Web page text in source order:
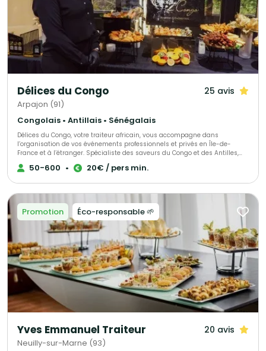
Délices du Congo 25 avis
Arpajon (91)
Congolais • Antillais • Sénégalais
Délices du Congo, votre traiteur africain, vous accompagne dans
l’organisation de vos événements professionnels et privés en Île-de-
France et à l’étranger. Spécialiste des saveurs du Congo et des Antilles,
nous mettons également à l’honneur les délices culinaires de toute
l’Afrique. Notre objectif : faire de votre projet une réussite totale, en vous
amateurs comme aux experts. - Des services sur mesure dédiés aux
entreprises. Faites appel à Délices du Congo pour un voyage gustatif
inoubliable aux saveurs africaines.
50-600 • 20€ / pers min.
Promotion Éco-responsable 🌱
Yves Emmanuel Traiteur 20 avis
Neuilly-sur-Marne (93)